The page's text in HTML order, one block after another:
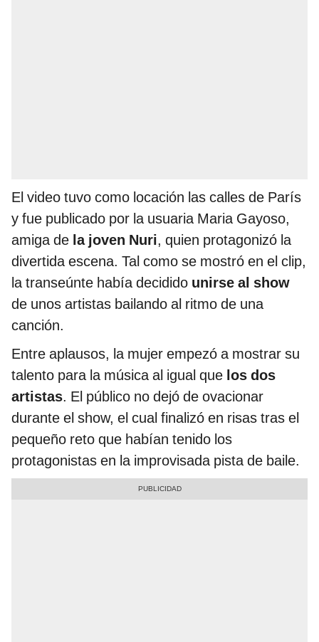
El video tuvo como locación las calles de París
y fue publicado por la usuaria Maria Gayoso,
amiga de la joven Nuri, quien protagonizó la
divertida escena. Tal como se mostró en el clip,
la transeúnte había decidido unirse al show
de unos artistas bailando al ritmo de una
canción.
Entre aplausos, la mujer empezó a mostrar su
talento para la música al igual que los dos
artistas. El público no dejó de ovacionar
durante el show, el cual finalizó en risas tras el
pequeño reto que habían tenido los
protagonistas en la improvisada pista de baile.